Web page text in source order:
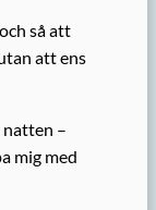
så att
att ens
natten –
mig med